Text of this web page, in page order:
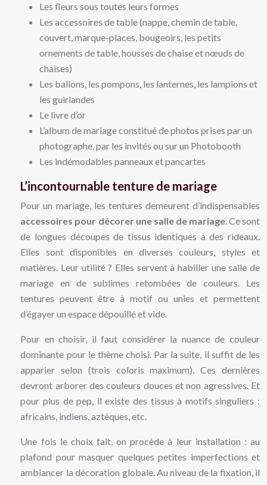
Les fleurs sous toutes leurs formes
Les accessoires de table (nappe, chemin de table,
couvert, marque-places, bougeoirs, les petits
ornements de table, housses de chaise et nœuds de
chaises)
Les ballons, les pompons, les lanternes, les lampions et
les guirlandes
Le livre d’or
L’album de mariage constitué de photos prises par un
photographe, par les invités ou sur un Photobooth
Les indémodables panneaux et pancartes
L’incontournable tenture de mariage
Pour un mariage, les tentures demeurent d’indispensables
accessoires pour décorer une salle de mariage. Ce sont
de longues découpes de tissus identiques à des rideaux.
Elles sont disponibles en diverses couleurs, styles et
matières. Leur utilité ? Elles servent à habiller une salle de
mariage en de sublimes retombées de couleurs. Les
tentures peuvent être à motif ou unies et permettent
d’égayer un espace dépouillé et vide.
Pour en choisir, il faut considérer la nuance de couleur
dominante pour le thème choisi. Par la suite, il suffit de les
apparier selon (trois coloris maximum). Ces dernières
devront arborer des couleurs douces et non agressives. Et
pour plus de pep, il existe des tissus à motifs singuliers :
africains, indiens, aztèques, etc.
Une fois le choix fait, on procède à leur installation : au
plafond pour masquer quelques petites imperfections et
ambiancer la décoration globale. Au niveau de la fixation, il